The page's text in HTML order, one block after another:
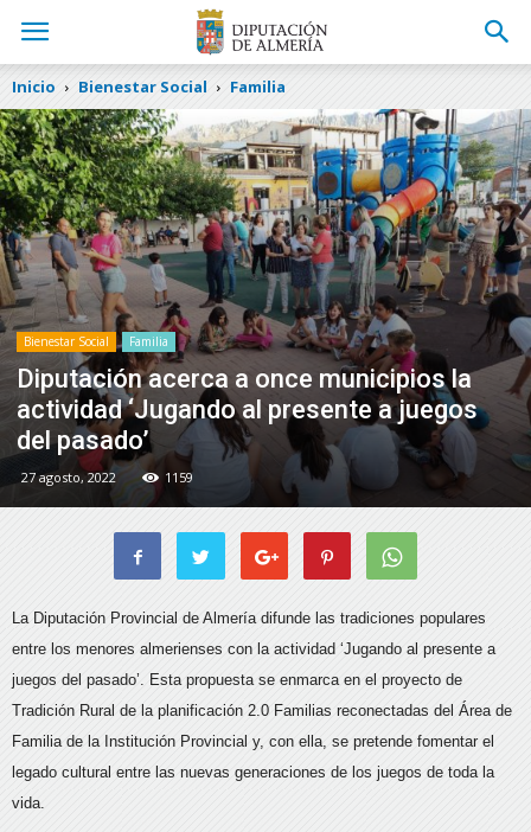
Inicio Bienestar Social Familia
Bienestar Social Familia
Diputación acerca a once municipios la
actividad ‘Jugando al presente a juegos
del pasado’
27 agosto, 2022 1159
La Diputación Provincial de Almería difunde las tradiciones populares
entre los menores almerienses con la actividad ‘Jugando al presente a
juegos del pasado’. Esta propuesta se enmarca en el proyecto de
Tradición Rural de la planificación 2.0 Familias reconectadas del Área de
Familia de la Institución Provincial y, con ella, se pretende fomentar el
legado cultural entre las nuevas generaciones de los juegos de toda la
vida.